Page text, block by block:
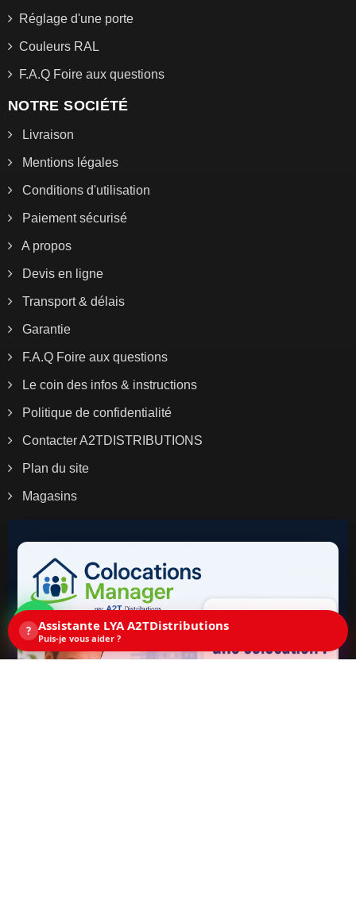
? Assistante LYA A2TDistributions
Puis-je vous aider ?
Réglage d'une porte
Couleurs RAL
F.A.Q Foire aux questions
NOTRE SOCIÉTÉ
Livraison
Mentions légales
Conditions d'utilisation
Paiement sécurisé
A propos
Devis en ligne
Transport & délais
Garantie
F.A.Q Foire aux questions
Le coin des infos & instructions
Politique de confidentialité
Contacter A2TDISTRIBUTIONS
Plan du site
Magasins